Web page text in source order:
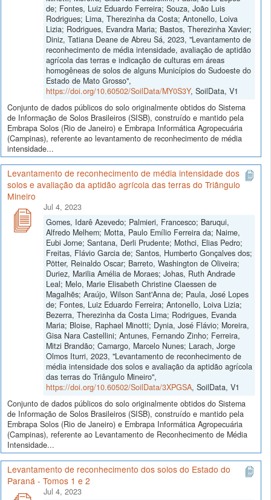
de; Fontes, Luiz Eduardo Ferreira; Souza, João Luis
Rodrigues; Lima, Therezinha da Costa; Antonello, Loiva
Lizia; Rodrigues, Evandra Maria; Bastos, Therezinha Xavier;
Diniz, Tatiana Deane de Abreu Sá, 2023, "Levantamento de
reconhecimento de média intensidade, avaliação de aptidão
agrícola das terras e indicação de culturas em áreas
homogêneas de solos de alguns Municípios do Sudoeste do
Estado de Mato Grosso",
https://doi.org/10.60502/SoilData/MY0S3Y, SoilData, V1
Conjunto de dados públicos do solo originalmente obtidos do Sistema
de Informação de Solos Brasileiros (SISB), construído e mantido pela
Embrapa Solos (Rio de Janeiro) e Embrapa Informática Agropecuária
(Campinas), referente ao levantamento de reconhecimento de média
intensidade...
Levantamento de reconhecimento de média intensidade dos
solos e avaliação da aptidão agrícola das terras do Triângulo
Mineiro
Jul 4, 2023
Gomes, Idarê Azevedo; Palmieri, Francesco; Baruqui,
Alfredo Melhem; Motta, Paulo Emílio Ferreira da; Naime,
Eubi Jorne; Santana, Derli Prudente; Mothci, Elias Pedro;
Freitas, Flávio Garcia de; Santos, Humberto Gonçalves dos;
Pötter, Reinaldo Oscar; Barreto, Washington de Oliveira;
Duriez, Marilia Amélia de Moraes; Johas, Ruth Andrade
Leal; Melo, Marie Elisabeth Christine Claessen de
Magalhẽs; Araújo, Wilson Sant'Anna de; Paula, José Lopes
de; Fontes, Luiz Eduardo Ferreira; Antonello, Loiva Lizia;
Bezerra, Therezinha da Costa Lima; Rodrigues, Evanda
Maria; Bloise, Raphael Minotti; Dynia, José Flávio; Moreira,
Gisa Nara Castellini; Antunes, Fernando Zinho; Ferreira,
Mitzi Brandão; Camargo, Marcelo Nunes; Larach, Jorge
Olmos Iturri, 2023, "Levantamento de reconhecimento de
média intensidade dos solos e avaliação da aptidão agrícola
das terras do Triângulo Mineiro",
https://doi.org/10.60502/SoilData/3XPGSA, SoilData, V1
Conjunto de dados públicos do solo originalmente obtidos do Sistema
de Informação de Solos Brasileiros (SISB), construído e mantido pela
Embrapa Solos (Rio de Janeiro) e Embrapa Informática Agropecuária
(Campinas), referente ao Levantamento de Reconhecimento de Média
Intensidade...
Levantamento de reconhecimento dos solos do Estado do
Paraná - Tomos 1 e 2
Jul 4, 2023